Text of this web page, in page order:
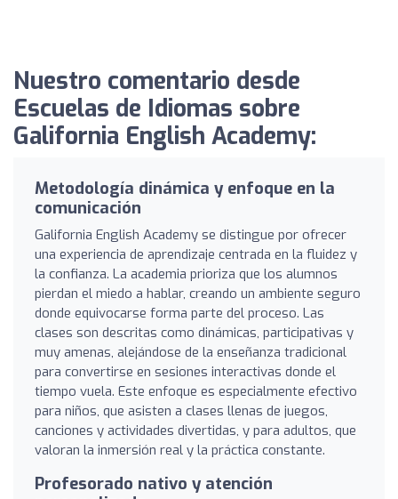
Nuestro comentario desde
Escuelas de Idiomas sobre
Galifornia English Academy:
Metodología dinámica y enfoque en la
comunicación
Galifornia English Academy se distingue por ofrecer
una experiencia de aprendizaje centrada en la fluidez y
la confianza. La academia prioriza que los alumnos
pierdan el miedo a hablar, creando un ambiente seguro
donde equivocarse forma parte del proceso. Las
clases son descritas como dinámicas, participativas y
muy amenas, alejándose de la enseñanza tradicional
para convertirse en sesiones interactivas donde el
tiempo vuela. Este enfoque es especialmente efectivo
para niños, que asisten a clases llenas de juegos,
canciones y actividades divertidas, y para adultos, que
valoran la inmersión real y la práctica constante.
Profesorado nativo y atención